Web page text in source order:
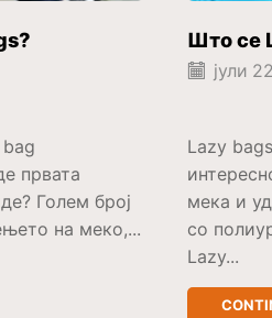
првата
Голем број
на меко,...
Што се
јули
Lazy
мека и
со
Lazy...